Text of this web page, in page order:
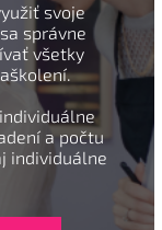
svoje
správne
všetky
a počtu
individuálne